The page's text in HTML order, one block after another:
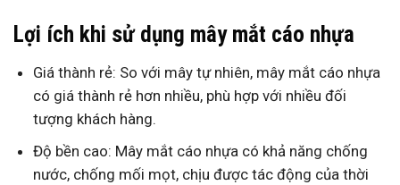
Lợi ích khi sử dụng mây mắt cáo nhựa
Giá thành rẻ: So với mây tự nhiên, mây mắt cáo nhựa
có giá thành rẻ hơn nhiều, phù hợp với nhiều đối
tượng khách hàng.
Độ bền cao: Mây mắt cáo nhựa có khả năng chống
nước, chống mối mọt, chịu được tác động của thời